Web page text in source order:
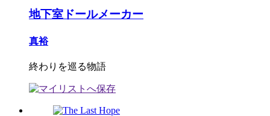
地下室ドールメーカー
真裕
終わりを巡る物語